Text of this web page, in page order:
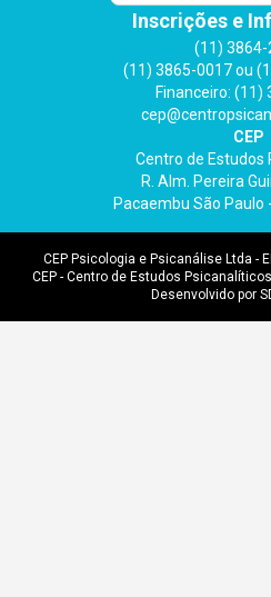
Inscrições e
(11) 3864-
(11) 3865-0017 ou
Financeiro: (11)
CEP
Centro de Estudos
R. Alm. Pereira
Pacaembu São Paulo
CEP Psicologia e Psicanálise Ltda -
CEP - Centro de Estudos
Desenvolvido por